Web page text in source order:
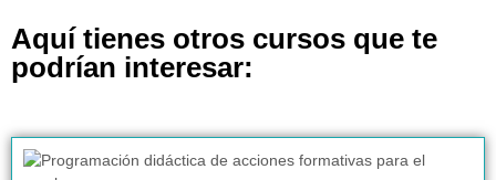
Aquí tienes otros cursos que te
podrían interesar: